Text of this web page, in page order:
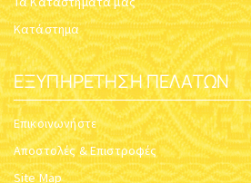
ΜΕΝΤΑΓΙΌΝ ΧΡΥΣΌΣ